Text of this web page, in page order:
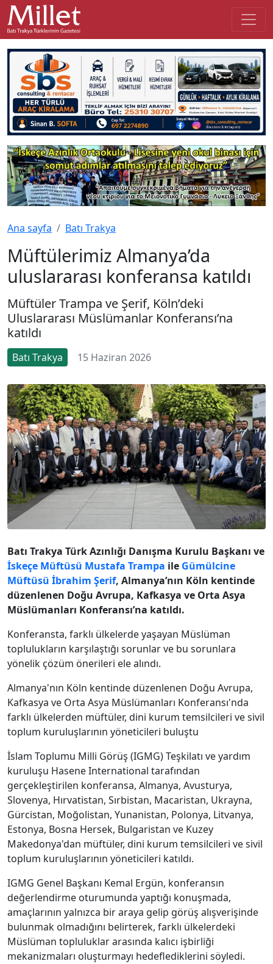
Ana sayfa Batı Trakya
Müftülerimiz Almanya’da
uluslararası konferansa katıldı
Müftüler Trampa ve Şerif, Köln’deki
Uluslararası Müslümanlar Konferansı’na
katıldı
Batı Trakya 15 Haziran 2026
Batı Trakya Türk Azınlığı Danışma Kurulu Başkanı ve
İskeçe Müftüsü Mustafa Trampa ile Gümülcine
Müftüsü İbrahim Şerif, Almanya’nın Köln kentinde
düzenlenen Doğu Avrupa, Kafkasya ve Orta Asya
Müslümanları Konferansı’na katıldı.
Konferansta, farklı ülkelerde yaşayan Müslüman
toplulukların karşılaştığı sorunlar ve bu sorunlara
yönelik çözüm önerileri ele alındı.
Almanya'nın Köln kentinde düzenlenen Doğu Avrupa,
Kafkasya ve Orta Asya Müslümanları Konferansı'nda
farklı ülkelerden müftüler, dini kurum temsilcileri ve sivil
toplum kuruluşlarının yöneticileri buluştu
İslam Toplumu Milli Görüş (IGMG) Teşkilatı ve yardım
kuruluşu Hasene International tarafından
gerçekleştirilen konferansa, Almanya, Avusturya,
Slovenya, Hırvatistan, Sırbistan, Macaristan, Ukrayna,
Gürcistan, Moğolistan, Yunanistan, Polonya, Litvanya,
Estonya, Bosna Hersek, Bulgaristan ve Kuzey
Makedonya'dan müftüler, dini kurum temsilcileri ve sivil
toplum kuruluşlarının yöneticileri katıldı.
IGMG Genel Başkanı Kemal Ergün, konferansın
değerlendirme oturumunda yaptığı konuşmada,
amaçlarının yalnızca bir araya gelip görüş alışverişinde
bulunmak olmadığını belirterek, farklı ülkelerdeki
Müslüman topluluklar arasında kalıcı işbirliği
mekanizmaları oluşturmayı hedeflediklerini söyledi.